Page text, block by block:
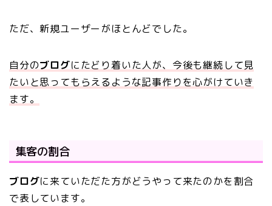
ただ、新規ユーザーがほとんどでした。
自分のブログにたどり着いた人が、今後も継続して見
たいと思ってもらえるような記事作りを心がけていき
ます。
集客の割合
ブログに来ていただた方がどうやって来たのかを割合
で表しています。